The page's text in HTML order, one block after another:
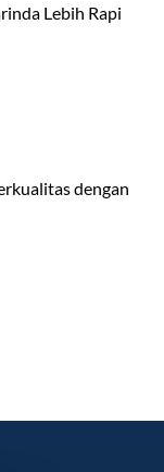
Lebih Rapi
dengan